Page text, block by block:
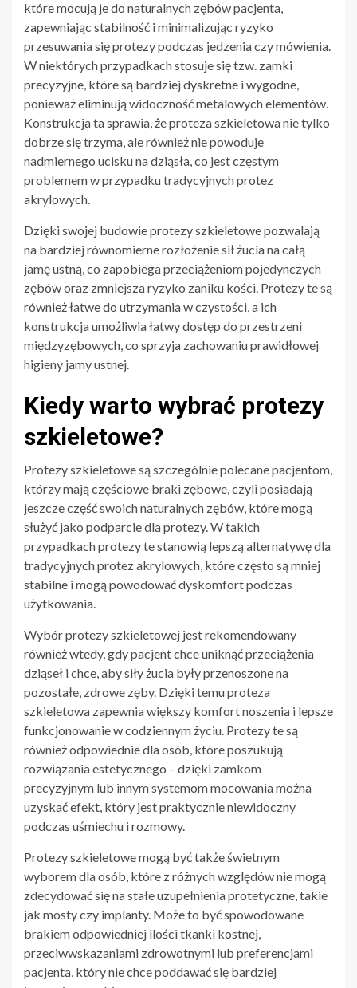
które mocują je do naturalnych zębów pacjenta,
zapewniając stabilność i minimalizując ryzyko
przesuwania się protezy podczas jedzenia czy mówienia.
W niektórych przypadkach stosuje się tzw. zamki
precyzyjne, które są bardziej dyskretne i wygodne,
ponieważ eliminują widoczność metalowych elementów.
Konstrukcja ta sprawia, że proteza szkieletowa nie tylko
dobrze się trzyma, ale również nie powoduje
nadmiernego ucisku na dziąsła, co jest częstym
problemem w przypadku tradycyjnych protez
akrylowych.
Dzięki swojej budowie protezy szkieletowe pozwalają
na bardziej równomierne rozłożenie sił żucia na całą
jamę ustną, co zapobiega przeciążeniom pojedynczych
zębów oraz zmniejsza ryzyko zaniku kości. Protezy te są
również łatwe do utrzymania w czystości, a ich
konstrukcja umożliwia łatwy dostęp do przestrzeni
międzyzębowych, co sprzyja zachowaniu prawidłowej
higieny jamy ustnej.
Kiedy warto wybrać protezy
szkieletowe?
Protezy szkieletowe są szczególnie polecane pacjentom,
którzy mają częściowe braki zębowe, czyli posiadają
jeszcze część swoich naturalnych zębów, które mogą
służyć jako podparcie dla protezy. W takich
przypadkach protezy te stanowią lepszą alternatywę dla
tradycyjnych protez akrylowych, które często są mniej
stabilne i mogą powodować dyskomfort podczas
użytkowania.
Wybór protezy szkieletowej jest rekomendowany
również wtedy, gdy pacjent chce uniknąć przeciążenia
dziąseł i chce, aby siły żucia były przenoszone na
pozostałe, zdrowe zęby. Dzięki temu proteza
szkieletowa zapewnia większy komfort noszenia i lepsze
funkcjonowanie w codziennym życiu. Protezy te są
również odpowiednie dla osób, które poszukują
rozwiązania estetycznego – dzięki zamkom
precyzyjnym lub innym systemom mocowania można
uzyskać efekt, który jest praktycznie niewidoczny
podczas uśmiechu i rozmowy.
Protezy szkieletowe mogą być także świetnym
wyborem dla osób, które z różnych względów nie mogą
zdecydować się na stałe uzupełnienia protetyczne, takie
jak mosty czy implanty. Może to być spowodowane
brakiem odpowiedniej ilości tkanki kostnej,
przeciwwskazaniami zdrowotnymi lub preferencjami
pacjenta, który nie chce poddawać się bardziej